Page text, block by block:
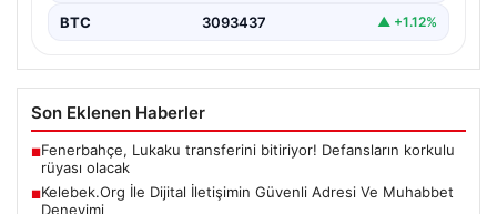
BTC 3093437 ▲ +1.12%
Son Eklenen Haberler
■Fenerbahçe, Lukaku transferini bitiriyor! Defansların korkulu
rüyası olacak
■Kelebek.Org İle Dijital İletişimin Güvenli Adresi Ve Muhabbet
Deneyimi